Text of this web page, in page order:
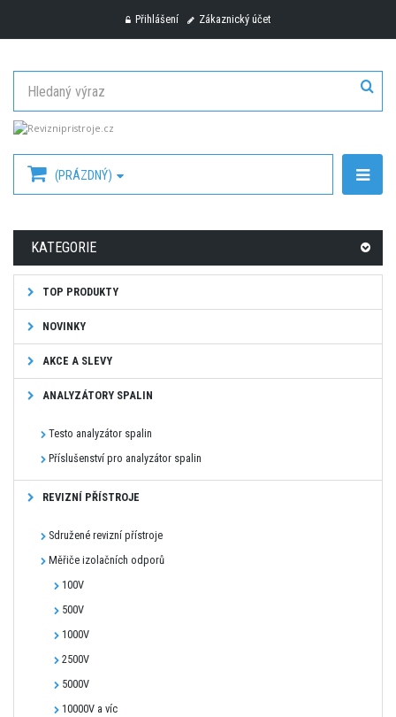
Přihlášení Zákaznický účet
(PRÁZDNÝ)
KATEGORIE
TOP PRODUKTY
NOVINKY
AKCE A SLEVY
ANALYZÁTORY SPALIN
Testo analyzátor spalin
Příslušenství pro analyzátor spalin
REVIZNÍ PŘÍSTROJE
Sdružené revizní přístroje
Měřiče izolačních odporů
100V
500V
1000V
2500V
5000V
10000V a víc